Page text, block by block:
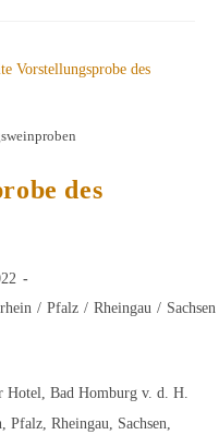
des
/ Pfalz / Rheingau / Sachsen
Hotel, Bad Homburg v. d. H.
Pfalz, Rheingau, Sachsen,